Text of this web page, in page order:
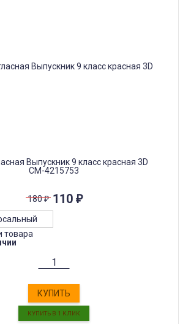
Выпускник 9 класс красная 3D
СМ-4215753
180₽ 110 ₽
товара
КУПИТЬ